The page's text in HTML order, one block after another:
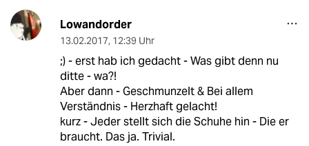
Lowandorder
13.02.2017, 12:39 Uhr
;) - erst hab ich gedacht - Was gibt denn nu
ditte - wa?!
Aber dann - Geschmunzelt & Bei allem
Verständnis - Herzhaft gelacht!
kurz - Jeder stellt sich die Schuhe hin - Die er
braucht. Das ja. Trivial.